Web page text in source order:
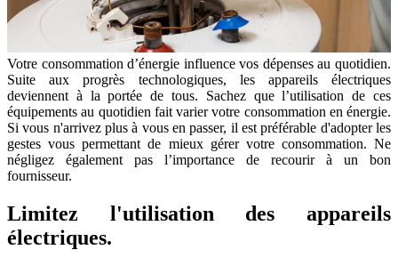
Votre consommation d’énergie influence vos dépenses au quotidien.
Suite aux progrès technologiques, les appareils électriques
deviennent à la portée de tous. Sachez que l’utilisation de ces
équipements au quotidien fait varier votre consommation en énergie.
Si vous n'arrivez plus à vous en passer, il est préférable d'adopter les
gestes vous permettant de mieux gérer votre consommation. Ne
négligez également pas l’importance de recourir à un bon
fournisseur.
Limitez l'utilisation des appareils
électriques.